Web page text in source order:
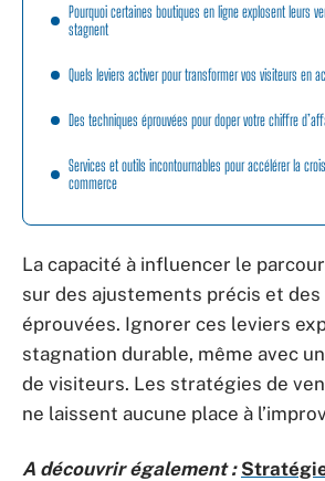
Pourquoi certaines boutiques en ligne explosent leurs
stagnent
Quels leviers activer pour transformer vos visiteurs en
Des techniques éprouvées pour doper votre chiffre
Services et outils incontournables pour accélérer la
commerce
La capacité à influencer le
sur des ajustements précis et
éprouvées. Ignorer ces leviers
stagnation durable, même avec
de visiteurs. Les stratégies de
ne laissent aucune place à
A découvrir également :